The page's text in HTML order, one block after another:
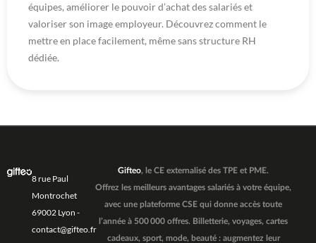
équipes, améliorer le pouvoir d’achat des salariés et
valoriser son image employeur. Découvrez comment le
mettre en place facilement, même sans structure RH
dédiée.
8 rue Paul
Montrochet
69002 Lyon -
contact@gifteo.fr
Gifteo, le CE externalisé des TPE et PME.
Offrez les meilleurs avantages salariés à votre équipe,
avec une plateforme CSE qui donne accès toute
l’année à 500 000 offres. Billetterie, voyages, cartes
cadeaux, sport, mode, beauté : augmentez leur